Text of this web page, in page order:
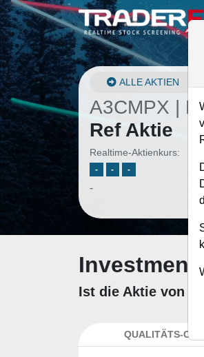
ALLE AKTIEN
A3CMPX |
Ref Aktie
Realtime-Aktienkurs:
- - -
-
Ist die Aktie von
QUALITÄTS-